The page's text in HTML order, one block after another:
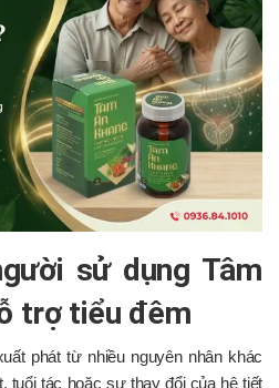
sử dụng Tâm
trợ tiểu đêm
phát từ nhiều nguyên nhân khác
tuổi tác hoặc sự thay đổi của hệ tiết